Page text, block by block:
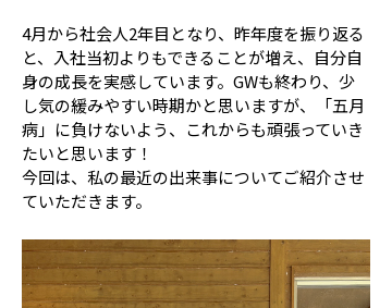
サイトマップ
4月から社会人2年目となり、昨年度を振り返る
と、入社当初よりもできることが増え、自分自
身の成長を実感しています。GWも終わり、少
し気の緩みやすい時期かと思いますが、「五月
病」に負けないよう、これからも頑張っていき
たいと思います！
今回は、私の最近の出来事についてご紹介させ
ていただきます。